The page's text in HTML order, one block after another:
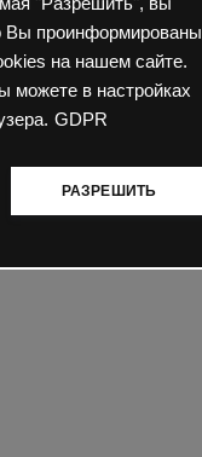
Вы проинформированы
на нашем сайте.
можете в настройках
GDPR
РАЗРЕШИТЬ